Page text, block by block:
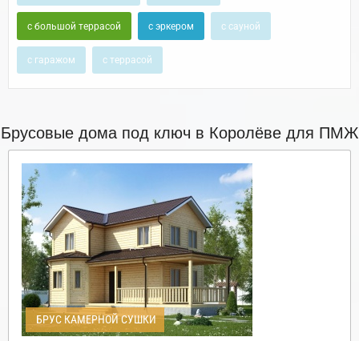
с большой террасой с эркером с сауной
с гаражом с террасой
Брусовые дома под ключ в Королёве для ПМЖ
БРУС КАМЕРНОЙ СУШКИ